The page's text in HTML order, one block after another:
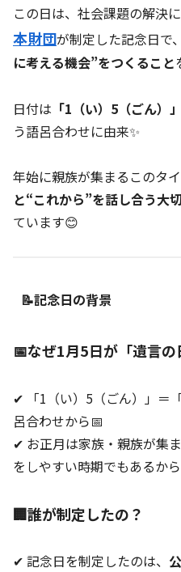
この日は、社会課題の解決
本財団が制定した記念日で、
に考える機会”をつくること
日付は 「1（い）5（ごん）」
う語呂合わせに由来✨
年始に親族が集まるこのタ
と“これから”を話し合う大
ています😊
📝記念日の背景
📅なぜ1月5日が「遺言の
✔ 「1（い）5（ごん）」＝
呂合わせから📅
✔ お正月は家族・親族が集
をしやすい時期でもあるか
🏢誰が制定したの？
✔ 記念日を制定したのは、